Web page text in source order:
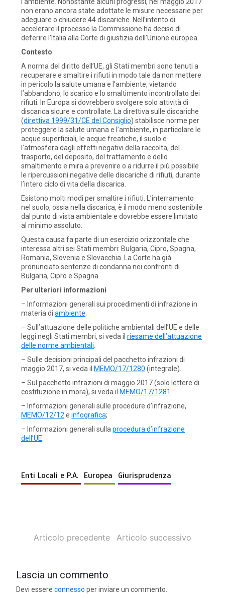
non erano ancora state adottate le misure necessarie per
adeguare o chiudere 44 discariche. Nell’intento di
accelerare il processo la Commissione ha deciso di
deferire l’Italia alla Corte di giustizia dell’Unione europea.
Contesto
A norma del diritto dell’UE, gli Stati membri sono tenuti a
recuperare e smaltire i rifiuti in modo tale da non mettere
in pericolo la salute umana e l’ambiente, vietando
l’abbandono, lo scarico e lo smaltimento incontrollato dei
rifiuti. In Europa si dovrebbero svolgere solo attività di
discarica sicure e controllate. La direttiva sulle discariche
(direttiva 1999/31/CE del Consiglio) stabilisce norme per
proteggere la salute umana e l’ambiente, in particolare le
acque superficiali, le acque freatiche, il suolo e
l’atmosfera dagli effetti negativi della raccolta, del
trasporto, del deposito, del trattamento e dello
smaltimento e mira a prevenire o a ridurre il più possibile
le ripercussioni negative delle discariche di rifiuti, durante
l’intero ciclo di vita della discarica.
Esistono molti modi per smaltire i rifiuti. L’interramento
nel suolo, ossia nella discarica, è il modo meno sostenibile
dal punto di vista ambientale e dovrebbe essere limitato
al minimo assoluto.
Questa causa fa parte di un esercizio orizzontale che
interessa altri sei Stati membri: Bulgaria, Cipro, Spagna,
Romania, Slovenia e Slovacchia. La Corte ha già
pronunciato sentenze di condanna nei confronti di
Bulgaria, Cipro e Spagna.
Per ulteriori informazioni
– Informazioni generali sui procedimenti di infrazione in
materia diambiente
– Sull’attuazione delle politiche ambientali dell’UE e delle
leggi negli Stati membri, si veda ilriesame dell’attuazione
delle norme ambientali
– Sulle decisioni principali del pacchetto infrazioni di
maggio 2017, si veda il MEMO/17/1280 (integrale).
– Sul pacchetto infrazioni di maggio 2017 (solo lettere di
costituzione in mora), si veda il MEMO/17/1281
– Informazioni generali sulle procedure d’infrazione,
MEMO/12/12 einfografica;
– Informazioni generali sullaprocedura d’infrazione
dell’UE
Enti Locali e P.A. Europea Giurisprudenza
Articolo precedente Articolo successivo
Lascia un commento
Devi essereconnesso per inviare un commento.